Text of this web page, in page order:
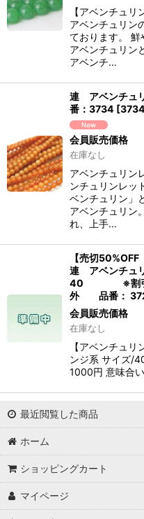
【アベンチュリ
アベンチュリン
ております。 鮮
アベンチュリン
アベンチ…
連 アベンチ
番：3734 [3734
会員販売価格
在庫なし
アベンチュリン
ンチュリンレッ
ベンチュリン」
アベンチュリン
れ、上手…
【売切50%OFF
連 アベンチュ
40 ※割引ク
外 品番：
会員販売価格
在庫なし
【アベンチュ
ンジ系 サイズ/
1000円 意味合い
最近閲覧した商品
ホーム
ショッピングカート
マイページ